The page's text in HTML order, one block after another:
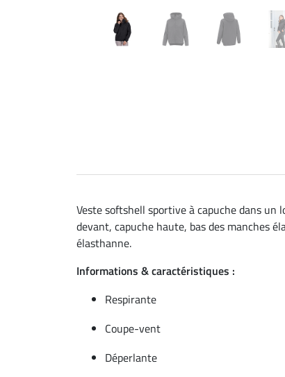
Veste softshell sportive à capuche dans un
devant, capuche haute, bas des manches
élasthanne.
Informations & caractéristiques :
Respirante
Coupe-vent
Déperlante